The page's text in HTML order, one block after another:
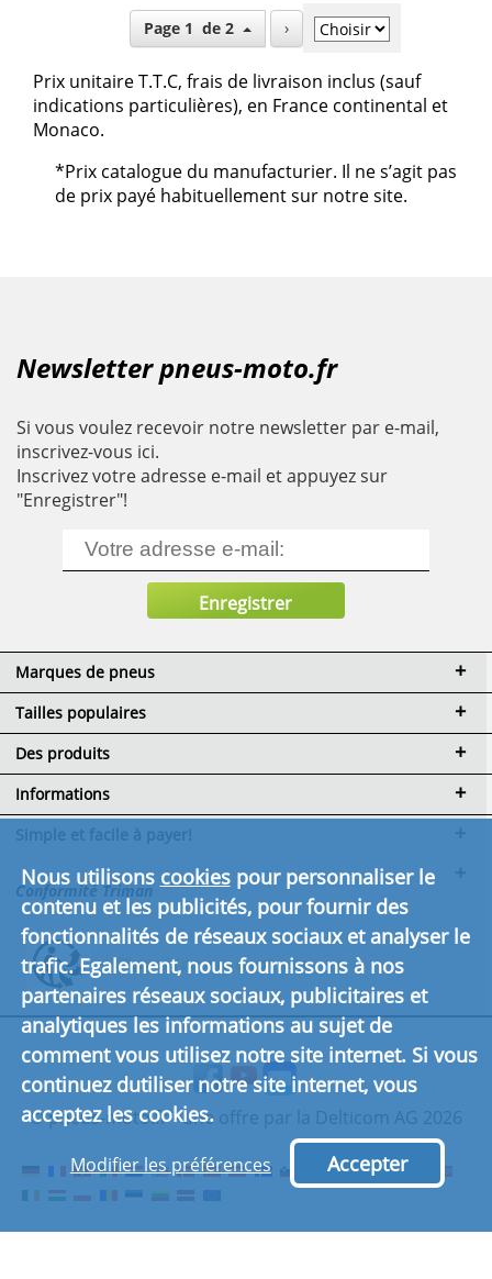
Page 1 de 2 ›
Prix unitaire T.T.C, frais de livraison inclus (sauf
indications particulières), en France continental et
Monaco.
*Prix catalogue du manufacturier. Il ne s’agit pas
de prix payé habituellement sur notre site.
Newsletter pneus-moto.fr
Si vous voulez recevoir notre newsletter par e-mail,
inscrivez-vous ici.
Inscrivez votre adresse e-mail et appuyez sur
"Enregistrer"!
Marques de pneus
Tailles populaires
Des produits
Informations
et de livraison
Inscription partenaire de
Conformité Triman
Cliquez ici pour en savoir plus.
© pneus-moto.fr - une offre par la Delticom AG 2026
Nous utilisons cookiespour personnaliser le
contenu et les publicités, pour fournir des
fonctionnalités de réseaux sociaux et analyser le
trafic. Egalement, nous fournissons à nos
partenaires réseaux sociaux, publicitaires et
analytiques les informations au sujet de
comment vous utilisez notre site internet. Si vous
continuez dutiliser notre site internet, vous
acceptez les cookies.
Modifier les préférences Accepter